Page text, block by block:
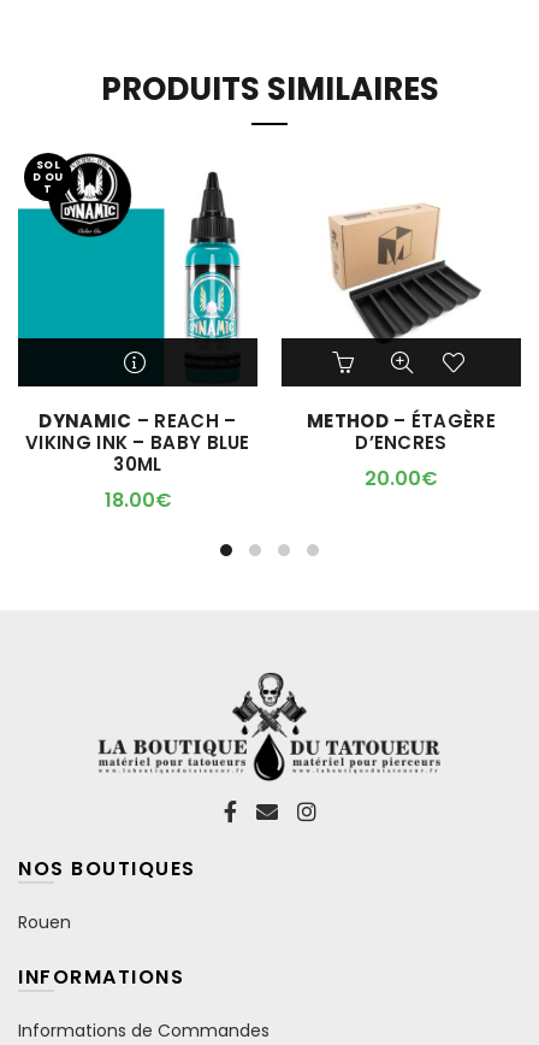
PRODUITS SIMILAIRES
SOL
D OU
T
M'ALERTER QUAND
L'ARTICLE SERA DISPO !
DYNAMIC – REACH –
VIKING INK – BABY BLUE
30ML
18.00€
Ce
produit
plusieurs
variations.
Les
METHOD– ÉTAGÈRE
D’ENCRES
20.00€
NOS BOUTIQUES
Rouen
INFORMATIONS
Informations de Commandes